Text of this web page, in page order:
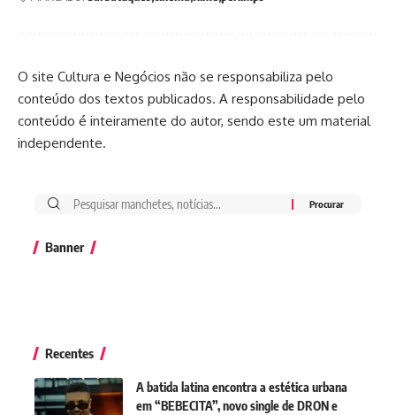
O site Cultura e Negócios não se responsabiliza pelo
conteúdo dos textos publicados. A responsabilidade pelo
conteúdo é inteiramente do autor, sendo este um material
independente.
Banner
Recentes
A batida latina encontra a estética urbana
em “BEBECITA”, novo single de DRON e